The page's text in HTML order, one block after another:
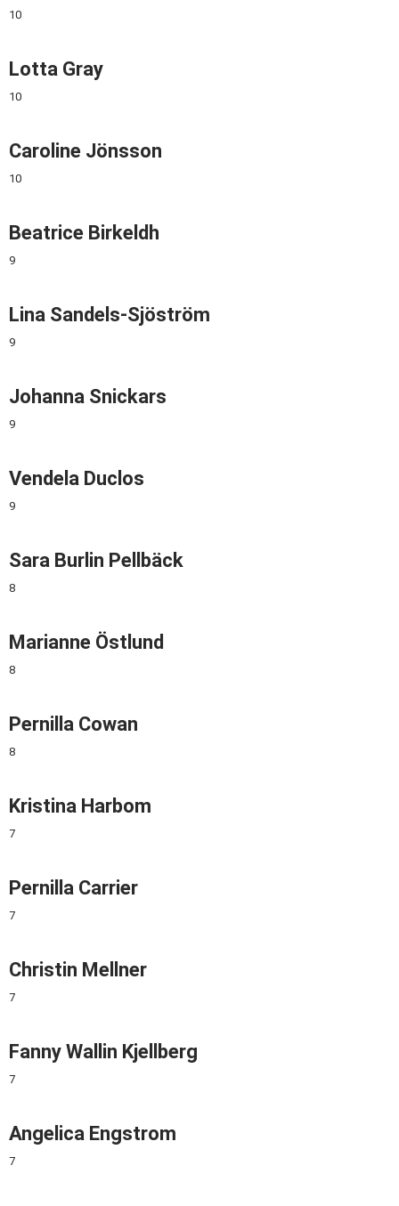
10
Lotta Gray
10
Caroline Jönsson
10
Beatrice Birkeldh
9
Lina Sandels-Sjöström
9
Johanna Snickars
9
Vendela Duclos
9
Sara Burlin Pellbäck
8
Marianne Östlund
8
Pernilla Cowan
8
Kristina Harbom
7
Pernilla Carrier
7
Christin Mellner
7
Fanny Wallin Kjellberg
7
Angelica Engstrom
7